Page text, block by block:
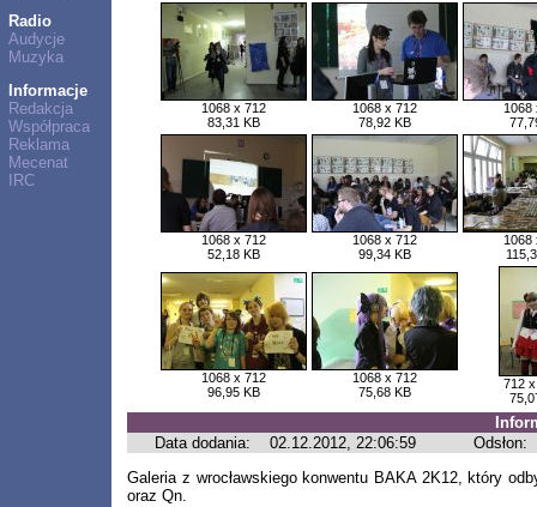
Radio
Audycje
Muzyka
Informacje
Redakcja
Współpraca
Reklama
Mecenat
IRC
1068 x 712
83,31 KB
1068 x 712
78,92 KB
1068
1068 x 712
52,18 KB
1068 x 712
99,34 KB
1068
1068 x 712
96,95 KB
1068 x 712
75,68 KB
712
Data dodania:
02.12.2012, 22:06:59
Odsłon:
Galeria z wrocławskiego konwentu BAKA 2K12, który
oraz Qn.